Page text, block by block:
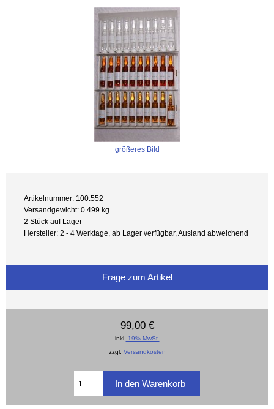
größeres Bild
Artikelnummer: 100.552
Versandgewicht: 0.499 kg
2 Stück auf Lager
Hersteller: 2 - 4 Werktage, ab Lager verfügbar, Ausland abweichend
Frage zum Artikel
99,00 €
inkl. 19% MwSt.
zzgl. Versandkosten